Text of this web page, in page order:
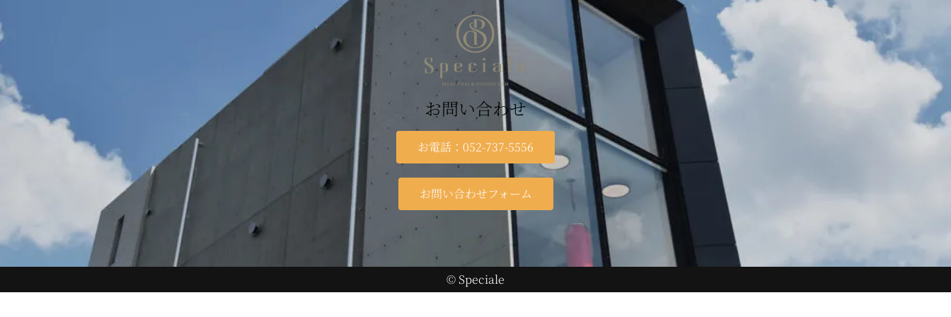
お問い合わせ
お電話：052-737-5556
お問い合わせフォーム
© Speciale